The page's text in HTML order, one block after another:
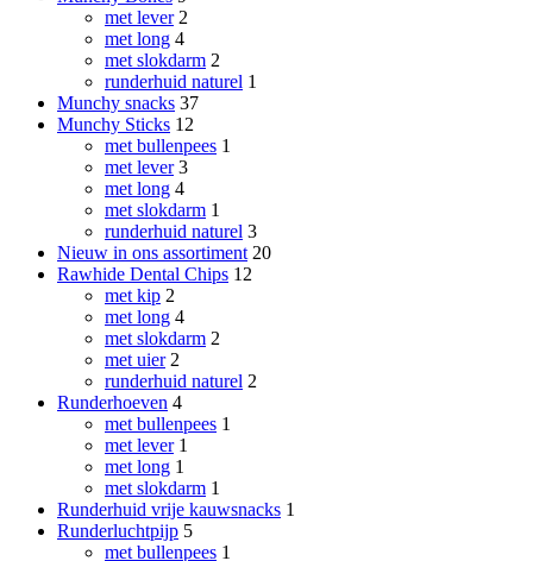
met lever 2
met long 4
met slokdarm 2
runderhuid naturel 1
Munchy snacks 37
Munchy Sticks 12
met bullenpees 1
met lever 3
met long 4
met slokdarm 1
runderhuid naturel 3
Nieuw in ons assortiment 20
Rawhide Dental Chips 12
met kip 2
met long 4
met slokdarm 2
met uier 2
runderhuid naturel 2
Runderhoeven 4
met bullenpees 1
met lever 1
met long 1
met slokdarm 1
Runderhuid vrije kauwsnacks 1
Runderluchtpijp 5
met bullenpees 1